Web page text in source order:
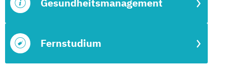
Fernstudium
Gesundheitsmanagement